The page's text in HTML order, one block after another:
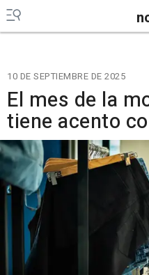
10 DE SEPTIEMBRE DE 2025
El mes de la
tiene acento